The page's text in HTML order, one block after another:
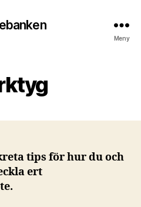
Meny
tips för hur du och
ert